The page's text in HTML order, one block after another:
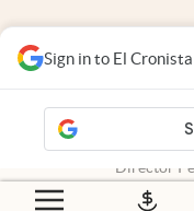
Sign in to El
Tel:
propiedad intelectual:
N° de
Director